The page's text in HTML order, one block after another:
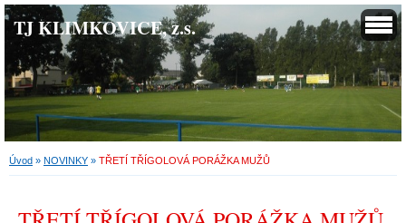
TJ KLIMKOVICE, z.s.
Úvod » NOVINKY » TŘETÍ TŘÍGOLOVÁ PORÁŽKA MUŽŮ